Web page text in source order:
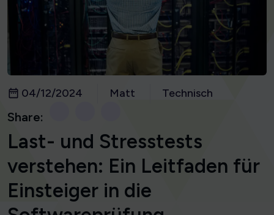
04/12/2024 Matt Technisch
Share:
Last- und Stresstests
verstehen: Ein Leitfaden für
Einsteiger in die